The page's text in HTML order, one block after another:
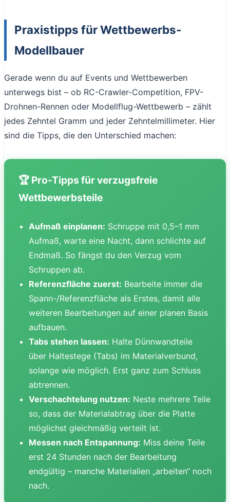
Praxistipps für Wettbewerbs-
Modellbauer
Gerade wenn du auf Events und Wettbewerben
unterwegs bist – ob RC-Crawler-Competition, FPV-
Drohnen-Rennen oder Modellflug-Wettbewerb – zählt
jedes Zehntel Gramm und jeder Zehntelmillimeter. Hier
sind die Tipps, die den Unterschied machen:
🏆 Pro-Tipps für verzugsfreie
Wettbewerbsteile
Aufmaß einplanen: Schruppe mit 0,5–1 mm
Aufmaß, warte eine Nacht, dann schlichte auf
Endmaß. So fängst du den Verzug vom
Schruppen ab.
Referenzfläche zuerst: Bearbeite immer die
Spann-/Referenzfläche als Erstes, damit alle
weiteren Bearbeitungen auf einer planen Basis
aufbauen.
Tabs stehen lassen: Halte Dünnwandteile
über Haltestege (Tabs) im Materialverbund,
solange wie möglich. Erst ganz zum Schluss
abtrennen.
Verschachtelung nutzen: Neste mehrere Teile
so, dass der Materialabtrag über die Platte
möglichst gleichmäßig verteilt ist.
Messen nach Entspannung: Miss deine Teile
erst 24 Stunden nach der Bearbeitung
endgültig – manche Materialien „arbeiten“ noch
nach.